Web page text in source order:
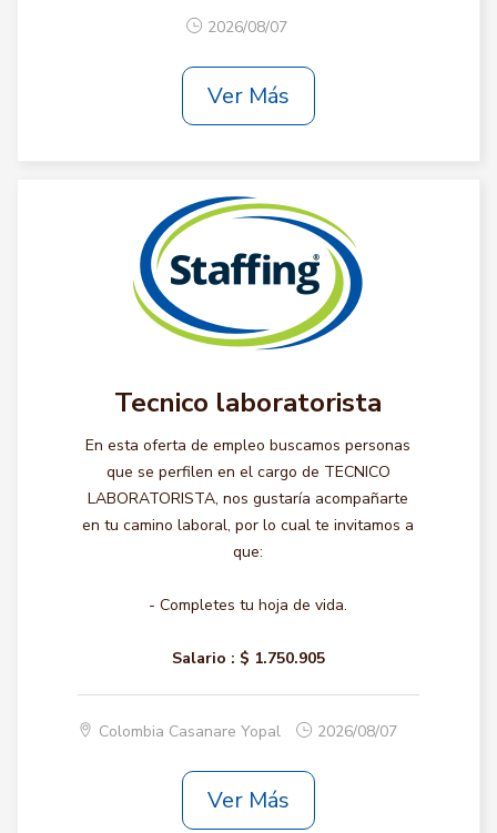
2026/08/07
Ver Más
Tecnico laboratorista
En esta oferta de empleo buscamos personas
que se perfilen en el cargo de TECNICO
LABORATORISTA, nos gustaría acompañarte
en tu camino laboral, por lo cual te invitamos a
que:
- Completes tu hoja de vida.
Salario : $ 1.750.905
Colombia Casanare Yopal 2026/08/07
Ver Más